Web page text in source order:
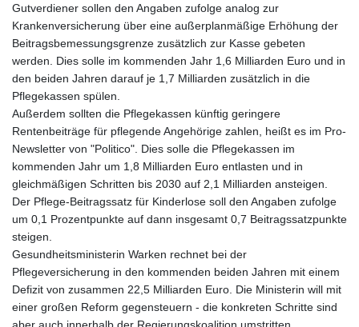
Gutverdiener sollen den Angaben zufolge analog zur
Krankenversicherung über eine außerplanmäßige Erhöhung der
Beitragsbemessungsgrenze zusätzlich zur Kasse gebeten
werden. Dies solle im kommenden Jahr 1,6 Milliarden Euro und in
den beiden Jahren darauf je 1,7 Milliarden zusätzlich in die
Pflegekassen spülen.
Außerdem sollten die Pflegekassen künftig geringere
Rentenbeiträge für pflegende Angehörige zahlen, heißt es im Pro-
Newsletter von "Politico". Dies solle die Pflegekassen im
kommenden Jahr um 1,8 Milliarden Euro entlasten und in
gleichmäßigen Schritten bis 2030 auf 2,1 Milliarden ansteigen.
Der Pflege-Beitragssatz für Kinderlose soll den Angaben zufolge
um 0,1 Prozentpunkte auf dann insgesamt 0,7 Beitragssatzpunkte
steigen.
Gesundheitsministerin Warken rechnet bei der
Pflegeversicherung in den kommenden beiden Jahren mit einem
Defizit von zusammen 22,5 Milliarden Euro. Die Ministerin will mit
einer großen Reform gegensteuern - die konkreten Schritte sind
aber auch innerhalb der Regierungskoalition umstritten.